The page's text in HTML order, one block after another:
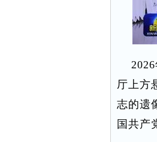
2026
厅上方
志的遗
国共产